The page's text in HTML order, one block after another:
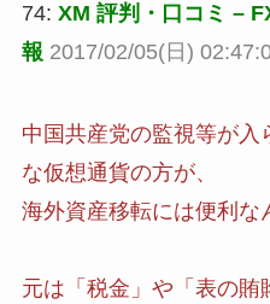
74: XM 評判・口コミ –
報 2017/02/05(日)
中国共産党の監視等が入
な仮想通貨の方が、
海外資産移転には便利な
元は「税金」や「表の賄